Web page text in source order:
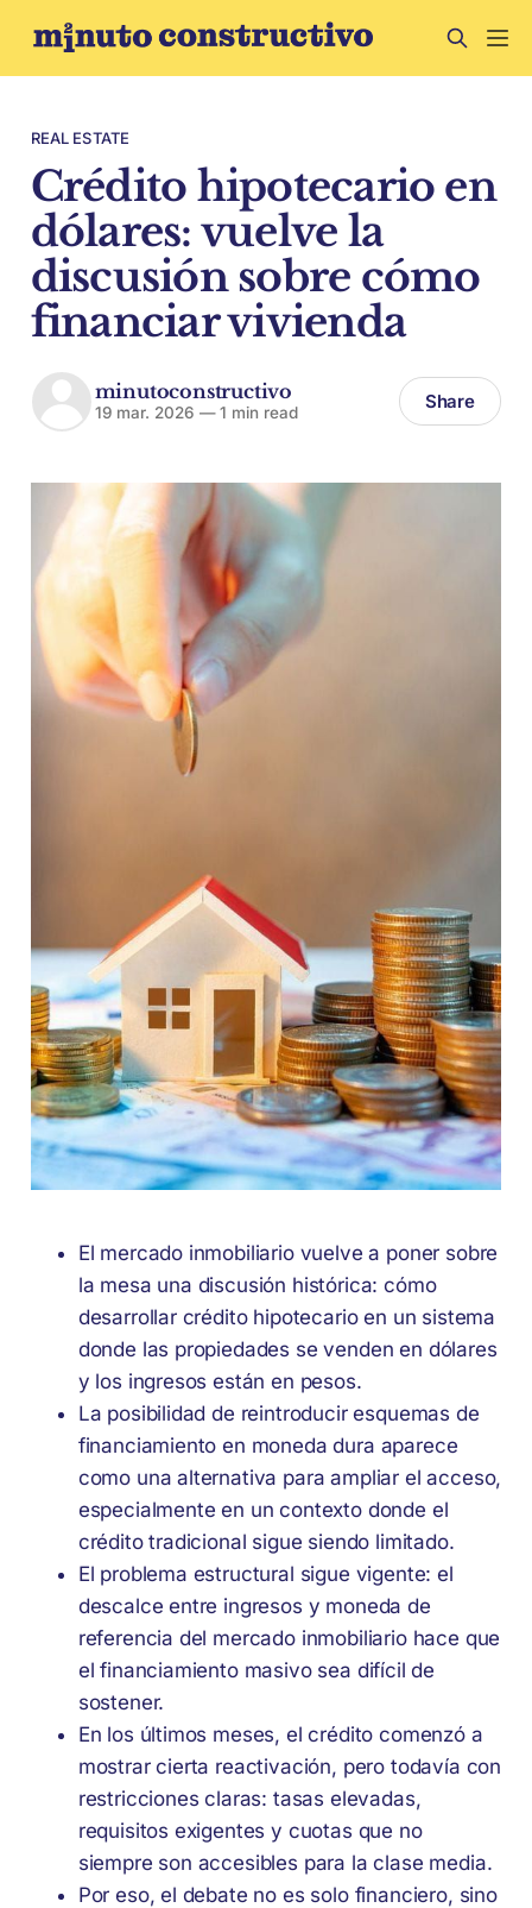
REAL ESTATE
Crédito hipotecario en
dólares: vuelve la
discusión sobre cómo
financiar vivienda
minutoconstructivo
19 mar. 2026 —1 min read Share
El mercado inmobiliario vuelve a poner sobre
la mesa una discusión histórica: cómo
desarrollar crédito hipotecario en un sistema
donde las propiedades se venden en dólares
y los ingresos están en pesos.
La posibilidad de reintroducir esquemas de
financiamiento en moneda dura aparece
como una alternativa para ampliar el acceso,
especialmente en un contexto donde el
crédito tradicional sigue siendo limitado.
El problema estructural sigue vigente: el
descalce entre ingresos y moneda de
referencia del mercado inmobiliario hace que
el financiamiento masivo sea difícil de
sostener.
En los últimos meses, el crédito comenzó a
mostrar cierta reactivación, pero todavía con
restricciones claras: tasas elevadas,
requisitos exigentes y cuotas que no
siempre son accesibles para la clase media.
Por eso, el debate no es solo financiero, sino